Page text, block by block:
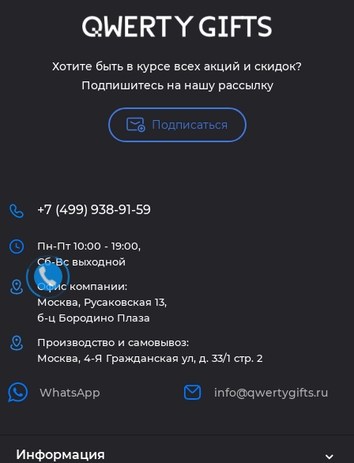
Хотите быть в курсе всех акций и скидок?
Подпишитесь на нашу рассылку
Подписаться
+7 (499) 938-91-59
Пн-Пт 10:00 - 19:00,
Сб-Вс выходной
Офис компании:
Москва, Русаковская 13,
б-ц Бородино Плаза
Производство и самовывоз:
Москва, 4-Я Гражданская ул, д. 33/1 стр. 2
WhatsApp info@qwertygifts.ru
Информация